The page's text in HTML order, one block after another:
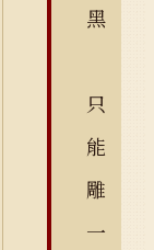
黑
只
能
雕
一